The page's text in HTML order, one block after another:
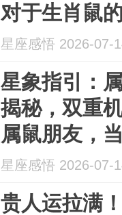
对于生肖鼠
旬至下旬是
星座感悟 2026-07-
星象指引：
揭秘，双重
属鼠朋友，
旬，星图的
一份特别的
星座感悟 2026-07-
贵人运拉满